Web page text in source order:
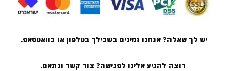
יש לך שאלה? אנחנו זמינים בשבילך בטלפון או בוואטסאפ.
רוצה להגיע אלינו לפגישה? צור קשר ונתאם.